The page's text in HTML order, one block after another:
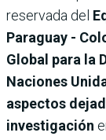
reservada del
Paraguay -
Global para la
Naciones
aspectos
investigación